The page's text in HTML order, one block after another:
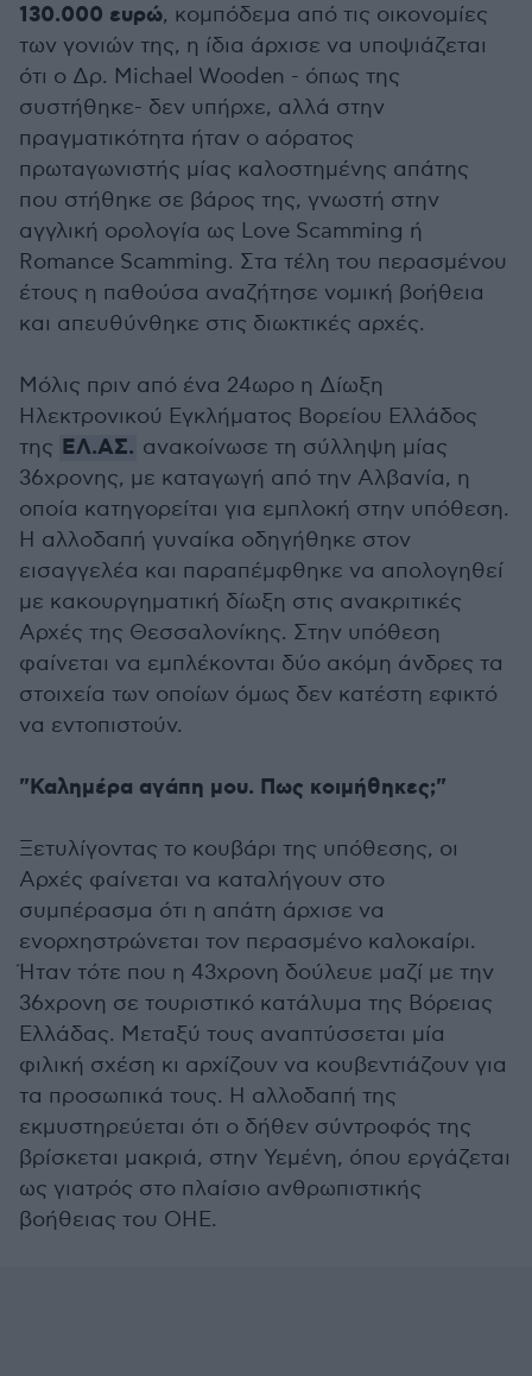
130.000 ευρώ, κομπόδεμα από τις οικονομίες
των γονιών της, η ίδια άρχισε να υποψιάζεται
ότι ο Δρ. Michael Wooden - όπως της
συστήθηκε- δεν υπήρχε, αλλά στην
πραγματικότητα ήταν ο αόρατος
πρωταγωνιστής μίας καλοστημένης απάτης
που στήθηκε σε βάρος της, γνωστή στην
αγγλική ορολογία ως Love Scamming ή
Romance Scamming. Στα τέλη του περασμένου
έτους η παθούσα αναζήτησε νομική βοήθεια
και απευθύνθηκε στις διωκτικές αρχές.
Μόλις πριν από ένα 24ωρο η Δίωξη
Ηλεκτρονικού Εγκλήματος Βορείου Ελλάδος
της ΕΛ.ΑΣ. ανακοίνωσε τη σύλληψη μίας
36χρονης, με καταγωγή από την Αλβανία, η
οποία κατηγορείται για εμπλοκή στην υπόθεση.
Η αλλοδαπή γυναίκα οδηγήθηκε στον
εισαγγελέα και παραπέμφθηκε να απολογηθεί
με κακουργηματική δίωξη στις ανακριτικές
Αρχές της Θεσσαλονίκης. Στην υπόθεση
φαίνεται να εμπλέκονται δύο ακόμη άνδρες τα
στοιχεία των οποίων όμως δεν κατέστη εφικτό
να εντοπιστούν.
"Καλημέρα αγάπη μου. Πως κοιμήθηκες;"
Ξετυλίγοντας το κουβάρι της υπόθεσης, οι
Αρχές φαίνεται να καταλήγουν στο
συμπέρασμα ότι η απάτη άρχισε να
ενορχηστρώνεται τον περασμένο καλοκαίρι.
Ήταν τότε που η 43χρονη δούλευε μαζί με την
36χρονη σε τουριστικό κατάλυμα της Βόρειας
Ελλάδας. Μεταξύ τους αναπτύσσεται μία
φιλική σχέση κι αρχίζουν να κουβεντιάζουν για
τα προσωπικά τους. Η αλλοδαπή της
εκμυστηρεύεται ότι ο δήθεν σύντροφός της
βρίσκεται μακριά, στην Υεμένη, όπου εργάζεται
ως γιατρός στο πλαίσιο ανθρωπιστικής
βοήθειας του ΟΗΕ.